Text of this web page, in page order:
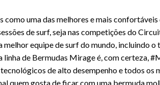
uma das melhores e mais
de surf, seja nas competições do
equipe de surf do mundo, incluindo
de Bermudas Mirage é, com certeza,
de alto desempenho e todos
quem gosta de ficar com uma bermuda